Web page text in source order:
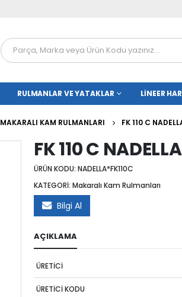
RULMANLAR VE YATAKLAR LINEER
MAKARALI KAM RULMANLARI FK 110 C
FK 110 C NADELLA
ÜRÜN KODU:NADELLA*FK110C
KATEGORİ:Makaralı Kam Rulmanları
Bilgi Al
AÇIKLAMA
ÜRETİCİ
ÜRETİCİ KODU